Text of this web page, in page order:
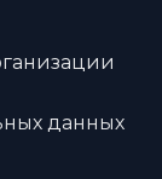
данных